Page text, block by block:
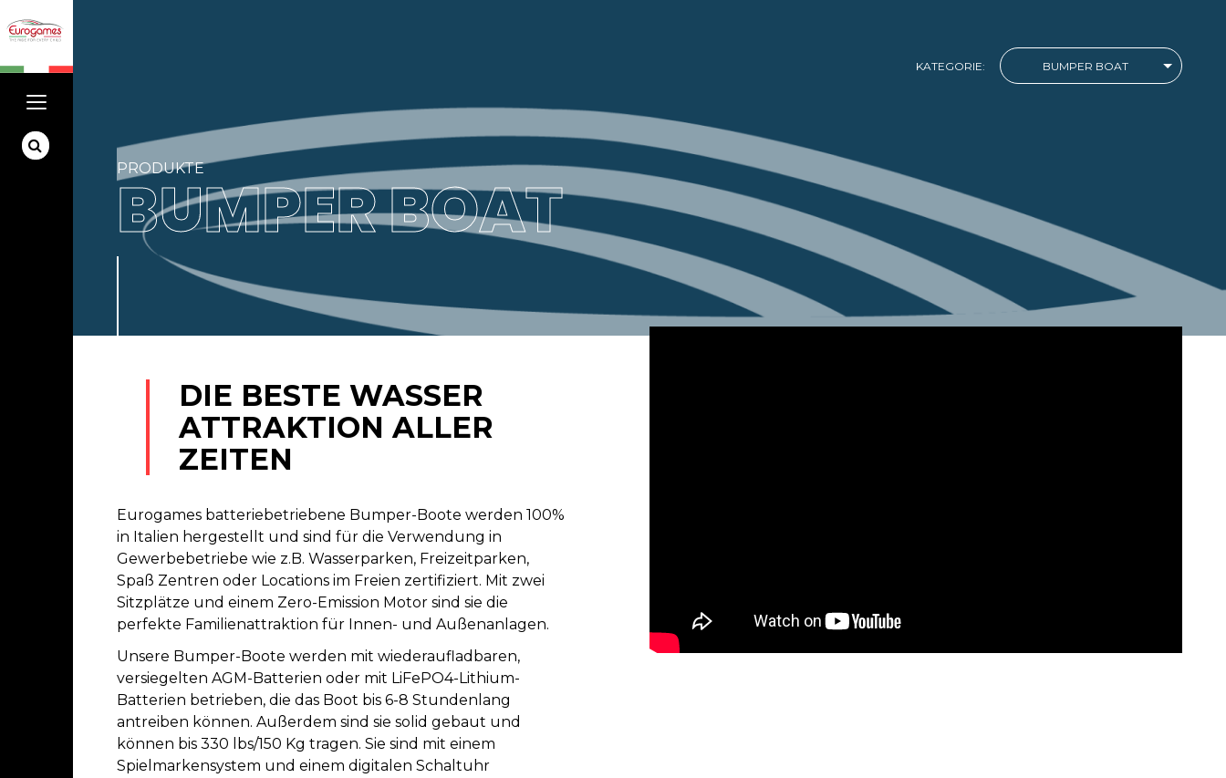
KATEGORIE: BUMPER BOAT
PRODUKTE
BUMPER BOAT
DIE BESTE WASSER
ATTRAKTION ALLER
ZEITEN
Eurogames batteriebetriebene Bumper-Boote werden 100%
in Italien hergestellt und sind für die Verwendung in
Gewerbebetriebe wie z.B. Wasserparken, Freizeitparken,
Spaß Zentren oder Locations im Freien zertifiziert. Mit zwei
Sitzplätze und einem Zero-Emission Motor sind sie die
perfekte Familienattraktion für Innen- und Außenanlagen.
Unsere Bumper-Boote werden mit wiederaufladbaren,
versiegelten AGM-Batterien oder mit LiFePO4-Lithium-
Batterien betrieben, die das Boot bis 6-8 Stundenlang
antreiben können. Außerdem sind sie solid gebaut und
können bis 330 lbs/150 Kg tragen. Sie sind mit einem
Spielmarkensystem und einem digitalen Schaltuhr